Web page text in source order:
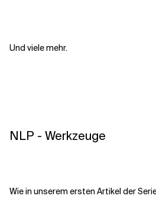
Und viele mehr.
NLP - Werkzeuge
Wie in unserem ersten Artikel der